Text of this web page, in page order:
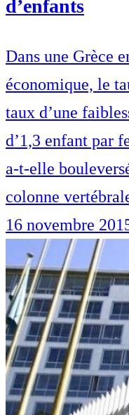
d’enfants
Dans une Grèce
économique, le
taux d’une
d’1,3 enfant par
a-t-elle
colonne
16 novembre